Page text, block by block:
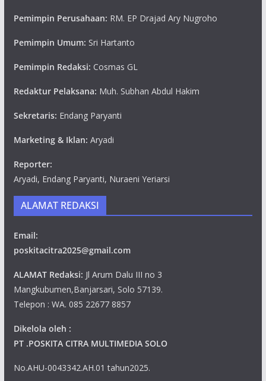
Pemimpin Perusahaan: RM. EP Drajad Ary Nugroho
Pemimpin Umum: Sri Hartanto
Pemimpin Redaksi: Cosmas GL
Redaktur Pelaksana: Muh. Subhan Abdul Hakim
Sekretaris: Endang Paryanti
Marketing & Iklan: Aryadi
Reporter:
Aryadi, Endang Paryanti, Nuraeni Yeriarsi
ALAMAT REDAKSI
Email:
poskitacitra2025@gmail.com
ALAMAT Redaksi: Jl Arum Dalu III no 3
Mangkubumen,Banjarsari, Solo 57139.
Telepon : WA. 085 22677 8857
Dikelola oleh :
PT .POSKITA CITRA MULTIMEDIA SOLO
No.AHU-0043342.AH.01 tahun2025.